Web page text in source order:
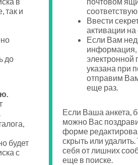
так и
до
будет
с
Ввести
активации на
Если Вам
информация,
электронной
указана при
отправим
еще раз.
Если Ваша анкета,
можно Вас
форме
скрыть или
себя от лишних
еще в поиске.